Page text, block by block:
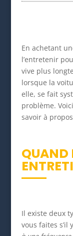
En achetant
l’entretenir
vive plus
lorsque la
elle, se fait
problème.
savoir à
QUAND
Il existe deux
vous faites s’il